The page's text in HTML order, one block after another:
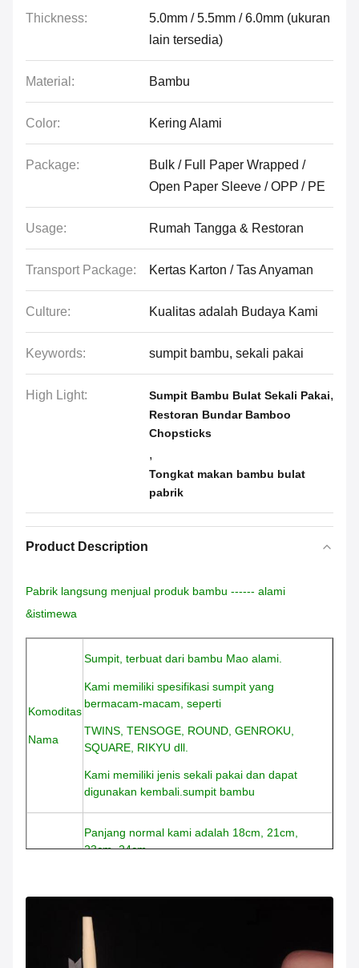
Thickness:
5.0mm / 5.5mm / 6.0mm (ukuran
lain tersedia)
Material: Bambu
Color: Kering Alami
Package:
Bulk / Full Paper Wrapped /
Open Paper Sleeve / OPP / PE
Usage: Rumah Tangga & Restoran
Transport Package: Kertas Karton / Tas Anyaman
Culture: Kualitas adalah Budaya Kami
Keywords: sumpit bambu, sekali pakai
High Light: Sumpit Bambu Bulat Sekali Pakai,
Restoran Bundar Bamboo
Chopsticks
,
Tongkat makan bambu bulat
pabrik
Product Description
Pabrik langsung menjual produk bambu ------ alami
&istimewa
Komoditas
Nama
Sumpit, terbuat dari bambu Mao alami.
Kami memiliki spesifikasi sumpit yang
bermacam-macam, seperti
TWINS, TENSOGE, ROUND, GENROKU,
SQUARE, RIKYU dll.
Kami memiliki jenis sekali pakai dan dapat
digunakan kembali.sumpit bambu
Panjang normal kami adalah 18cm, 21cm,
23cm, 24cm
5.0mm.sumpit bambu
Kami menyediakan kemasan individu dengan
selongsong kertas semi tertutup,